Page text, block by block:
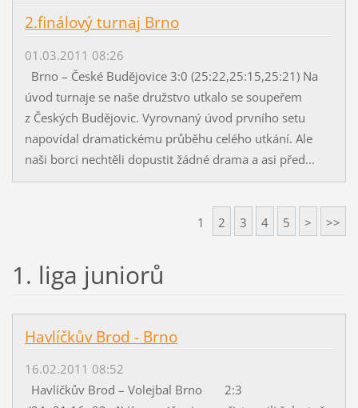
2.finálový turnaj Brno
01.03.2011 08:26
Brno – České Budějovice 3:0 (25:22,25:15,25:21) Na
úvod turnaje se naše družstvo utkalo se soupeřem
z Českých Budějovic. Vyrovnaný úvod prvního setu
napovídal dramatickému průběhu celého utkání. Ale
naši borci nechtěli dopustit žádné drama a asi před...
1 2 3 4 5 > >>
1. liga juniorů
Havlíčkův Brod - Brno
16.02.2011 08:52
Havlíčkův Brod – Volejbal Brno 2:3